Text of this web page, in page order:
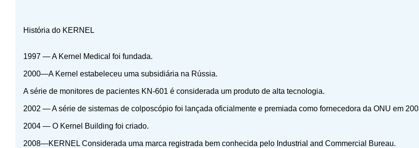
História do KERNEL
1997 — A Kernel Medical foi fundada.
2000—A Kernel estabeleceu uma subsidiária na Rússia.
A série de monitores de pacientes KN-601 é considerada um produto de alta tecnologia.
2002 — A série de sistemas de colposcópio foi lançada oficialmente e premiada como fornecedora da ONU em
2004 — O Kernel Building foi criado.
2008—KERNEL Considerada uma marca registrada bem conhecida pelo Industrial and Commercial Bureau.